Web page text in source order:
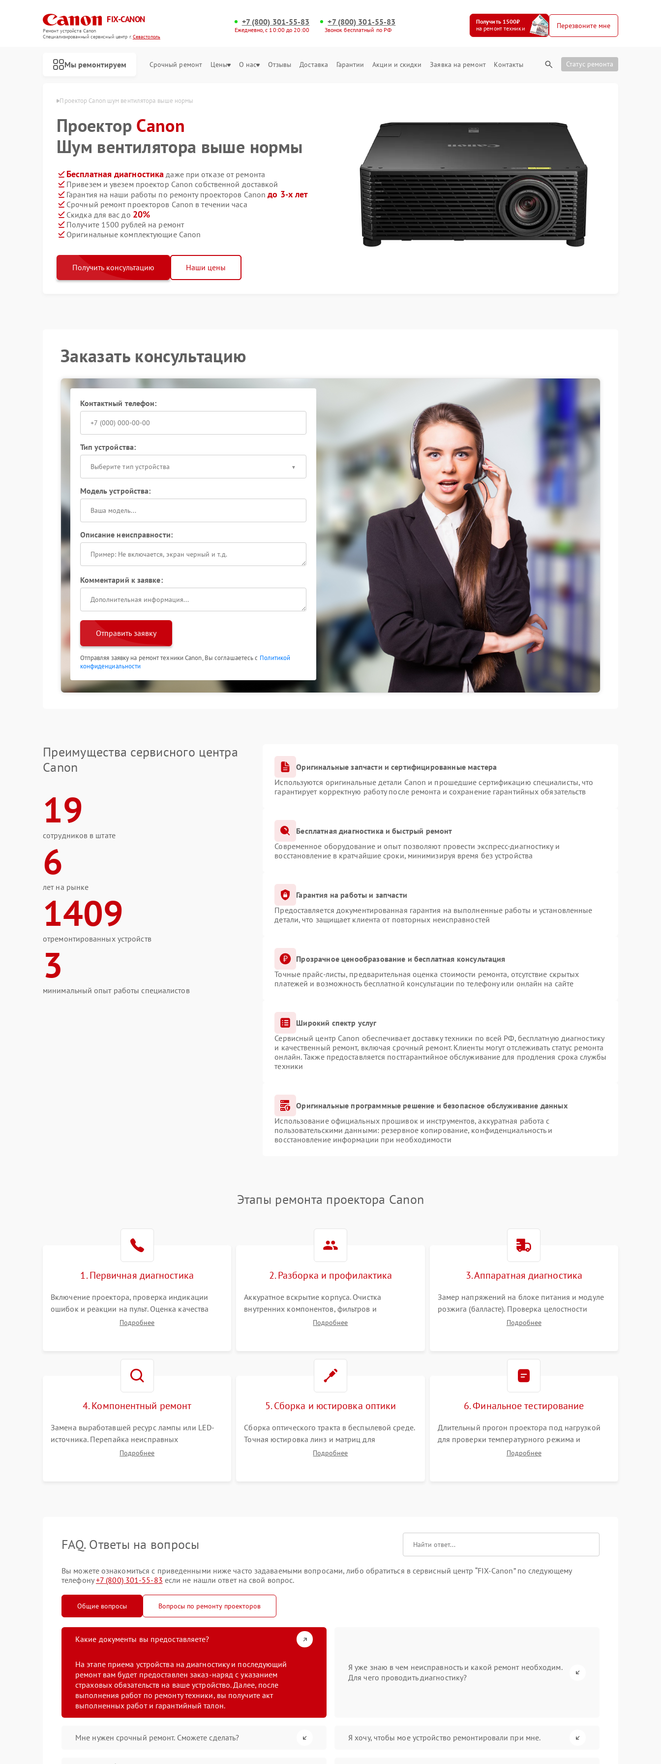
FIX-CANON
Ремонт устройств Canon
Специализированный cервисный центр г.Севастополь
+7 (800) 301-55-83
Ежедневно, с 10:00 до 20:00
+7 (800) 301-55-83
Звонок бесплатный по РФ
Получить 1500₽
на ремонт техники
Перезвоните мне
Мы ремонтируем Срочный ремонт Цены О нас Отзывы Доставка Гарантии Акции и скидки Заявка на ремонт Контакты Статус ремонта
в Севастополе Проектор Canon шум вентилятора выше нормы
Проектор Canon
Шум вентилятора выше нормы
Бесплатная диагностика даже при отказе от ремонта
Привезем и увезем проектор Canon собственной доставкой
Гарантия на наши работы по ремонту проекторов Canonдо 3-х лет
Срочный ремонт проекторов Canon в течении часа
Скидка для вас до 20%
Получите 1500 рублей на ремонт
Оригинальные комплектующие Canon
Получить консультацию Наши цены
Заказать консультацию
Контактный телефон:
Тип устройства:
Выберите тип устройства
Модель устройства:
Описание неисправности:
Комментарий к заявке:
Отправить заявку
Отправляя заявку на ремонт техники Canon, Вы соглашаетесь с Политикой
конфиденциальности
Преимущества сервисного центра
Canon
19
сотрудников в штате
6
лет на рынке
1409
отремонтированных устройств
3
минимальный опыт работы специалистов
Оригинальные запчасти и сертифицированные мастера
Используются оригинальные детали Canon и прошедшие сертификацию специалисты, что
гарантирует корректную работу после ремонта и сохранение гарантийных обязательств
Бесплатная диагностика и быстрый ремонт
Современное оборудование и опыт позволяют провести экспресс-диагностику и
восстановление в кратчайшие сроки, минимизируя время без устройства
Гарантия на работы и запчасти
Предоставляется документированная гарантия на выполненные работы и установленные
детали, что защищает клиента от повторных неисправностей
Прозрачное ценообразование и бесплатная консультация
Точные прайс-листы, предварительная оценка стоимости ремонта, отсутствие скрытых
платежей и возможность бесплатной консультации по телефону или онлайн на сайте
Широкий спектр услуг
Сервисный центр Canon обеспечивает доставку техники по всей РФ, бесплатную диагностику
и качественный ремонт, включая срочный ремонт. Клиенты могут отслеживать статус ремонта
онлайн. Также предоставляется постгарантийное обслуживание для продления срока службы
техники
Оригинальные программные решение и безопасное обслуживание данных
Использование официальных прошивок и инструментов, аккуратная работа с
пользовательскими данными: резервное копирование, конфиденциальность и
восстановление информации при необходимости
Этапы ремонта проектора Canon
1. Первичная диагностика
Включение проектора, проверка индикации
ошибок и реакции на пульт. Оценка качества
проекции, яркости лампы, наличия артефактов
Подробнее
2. Разборка и профилактика
Аккуратное вскрытие корпуса. Очистка
внутренних компонентов, фильтров и
вентиляторов от накопившейся пыли.
Подробнее
3. Аппаратная диагностика
Замер напряжений на блоке питания и модуле
розжига (балласте). Проверка целостности
цветового колеса (DLP) или поляризаторов (LCD).
Подробнее
4. Компонентный ремонт
Замена выработавшей ресурс лампы или LED-
источника. Перепайка неисправных
компонентов на платах. Замена DMD-чипа при
Подробнее
5. Сборка и юстировка оптики
Сборка оптического тракта в беспылевой среде.
Точная юстировка линз и матриц для
правильного сведения цветов и устранения
Подробнее
6. Финальное тестирование
Длительный прогон проектора под нагрузкой
для проверки температурного режима и
отсутствия перегрева. Оценка фокуса,
Подробнее
FAQ. Ответы на вопросы
Вы можете ознакомиться с приведенными ниже часто задаваемыми вопросами, либо обратиться в сервисный центр “FIX-Canon” по следующему
телефону+7 (800) 301-55-83 если не нашли ответ на свой вопрос.
Общие вопросы Вопросы по ремонту проекторов
Какие документы вы предоставляете?
На этапе приема устройства на диагностику и последующий
ремонт вам будет предоставлен заказ-наряд с указанием
страховых обязательств на ваше устройство. Далее, после
выполнения работ по ремонту техники, вы получите акт
выполненных работ и гарантийный талон.
Я уже знаю в чем неисправность и какой ремонт необходим.
Для чего проводить диагностику?
Мне нужен срочный ремонт. Сможете сделать? Я хочу, чтобы мое устройство ремонтировали при мне.